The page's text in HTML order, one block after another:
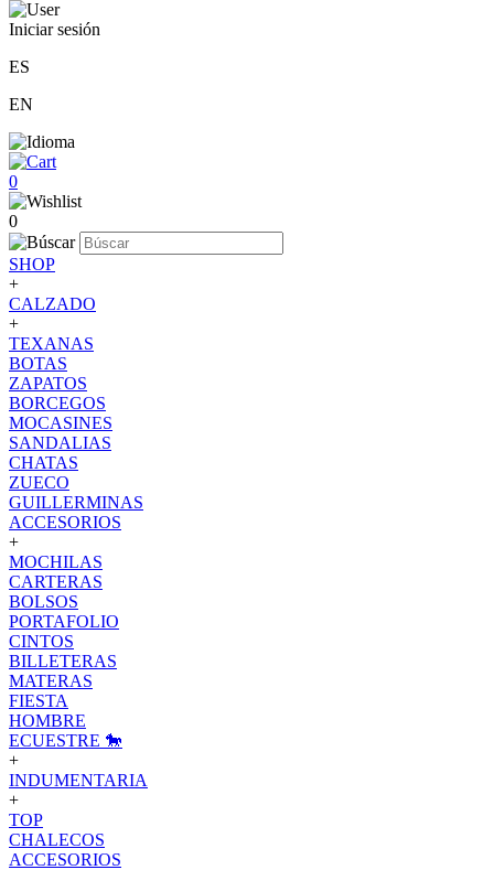
Iniciar sesión
ES
EN
0
0
SHOP
+
CALZADO
+
TEXANAS
BOTAS
ZAPATOS
BORCEGOS
MOCASINES
SANDALIAS
CHATAS
ZUECO
GUILLERMINAS
ACCESORIOS
+
MOCHILAS
CARTERAS
BOLSOS
PORTAFOLIO
CINTOS
BILLETERAS
MATERAS
FIESTA
HOMBRE
ECUESTRE 🐎
+
INDUMENTARIA
+
TOP
CHALECOS
ACCESORIOS